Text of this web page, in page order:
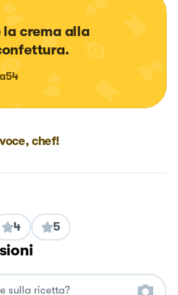
crema alla
chef!
4 5